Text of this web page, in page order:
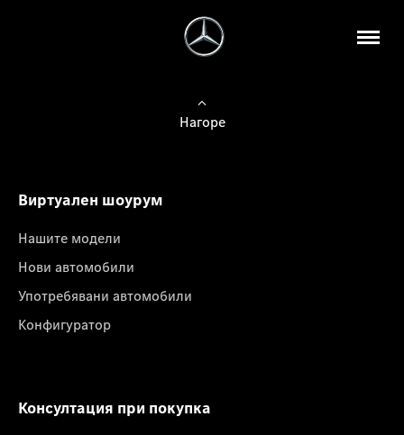
Нагоре
Виртуален шоурум
Нашите модели
Нови автомобили
Употребявани автомобили
Конфигуратор
Консултация при покупка